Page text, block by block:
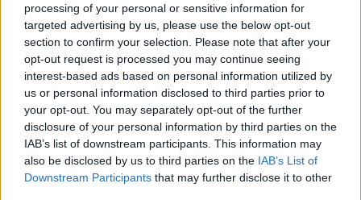
processing of your personal or sensitive information for
targeted advertising by us, please use the below opt-out
section to confirm your selection. Please note that after your
opt-out request is processed you may continue seeing
interest-based ads based on personal information utilized by
us or personal information disclosed to third parties prior to
your opt-out. You may separately opt-out of the further
disclosure of your personal information by third parties on the
IAB’s list of downstream participants. This information may
also be disclosed by us to third parties on the IAB’s List of
Downstream Participants that may further disclose it to other
thetoc